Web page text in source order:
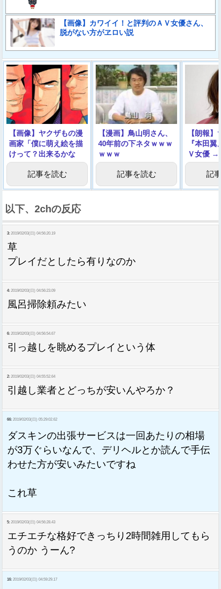
【画像】カワイイ！と評判のＡＶ女優さん、
脱がない方がヱロい説
【画像】ヤクザもの漫
画家「僕に萌え絵を描
けって？出来るかな
ぁ///」
記事を読む
【漫画】鳥山明さん、
40年前の下ネタｗｗｗ
ｗｗｗ
記事を読む
【朗報
『本田
Ｖ女優 →
記
以下、2chの反応
3: 2019/02/03(日) 04:56:20.19
草
プレイだとしたら有りなのか
4: 2019/02/03(日) 04:56:23.09
風呂掃除頼みたい
6: 2019/02/03(日) 04:56:54.67
引っ越しを眺めるプレイという体
2: 2019/02/03(日) 04:55:52.64
引越し業者とどっちが安いんやろか？
66: 2019/02/03(日) 05:29:02.62
ダスキンの出張サービスは一回あたりの相場
が3万ぐらいなんで、デリヘルとか読んで手伝
わせた方が安いみたいですね
これ草
5: 2019/02/03(日) 04:56:28.43
エチエチな格好できっちり2時間雑用してもら
うのか うーん?
16: 2019/02/03(日) 04:59:29.17